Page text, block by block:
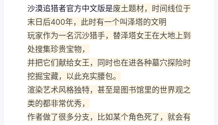
沙漠追猎者官方中文版是废土题材，时间线位于
末日后400年，此时有一个叫泽塔的文明
玩家作为一名沉沙猎手，替泽塔女王在大地上到
处搜集珍贵宝物，
并把它们献给女王，同时也在进各种墓穴探险时
挖掘宝藏，以此充实腰包。
渲染艺术风格独特，甚至是图书馆里的世界观之
类的都非常优秀，
作者做了很多分支，比如某个角色死了，就会有